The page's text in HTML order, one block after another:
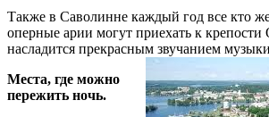
Также в Саволинне каждый год все кто
оперные арии могут приехать к
насладится прекрасным звучанием
Места, где можно
пережить ночь.